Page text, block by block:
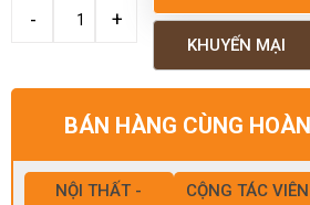
KHUYẾN MẠI
BÁN HÀNG CÙNG
NỘI THẤT -
CỘNG TÁC VIÊN